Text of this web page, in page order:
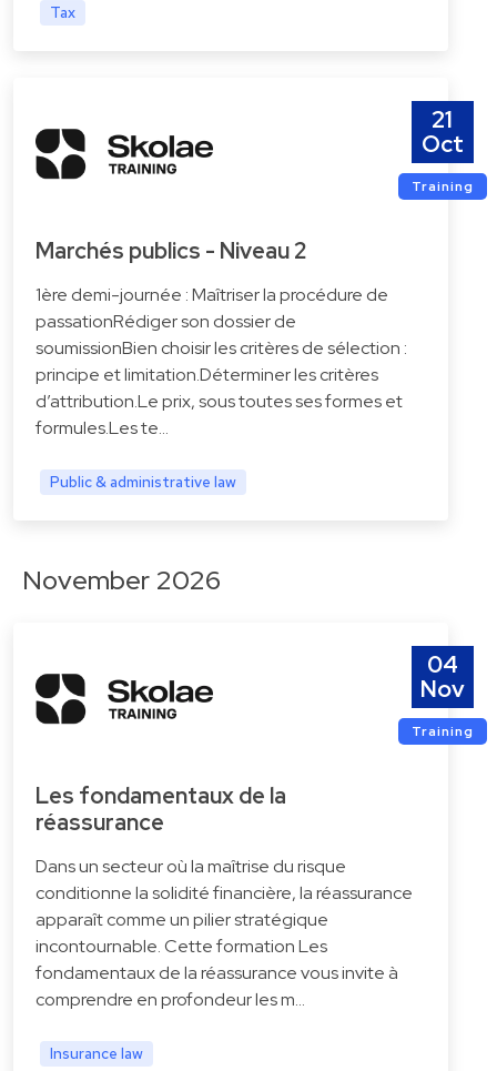
Tax
21
Oct
Training
Marchés publics - Niveau 2
1ère demi-journée : Maîtriser la procédure de
passationRédiger son dossier de
soumissionBien choisir les critères de sélection :
principe et limitation.Déterminer les critères
d’attribution.Le prix, sous toutes ses formes et
formules.Les te…
Public & administrative law
November 2026
04
Nov
Training
Les fondamentaux de la
réassurance
Dans un secteur où la maîtrise du risque
conditionne la solidité financière, la réassurance
apparaît comme un pilier stratégique
incontournable. Cette formation Les
fondamentaux de la réassurance vous invite à
comprendre en profondeur les m…
Insurance law